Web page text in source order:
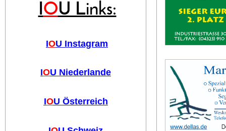
IOU Links:
IOU Instagram
IOU Niederlande
IOU Österreich